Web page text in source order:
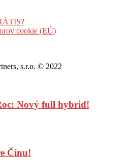
cookie (EÚ)
s.r.o. © 2022
Nový full hybrid!
Čínu!